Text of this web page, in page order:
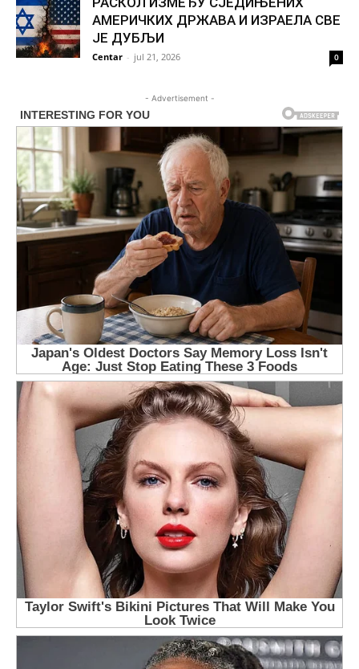
АМЕРИЧКИХ ДРЖАВА И ИЗРАЕЛА СВЕ
ЈЕ ДУБЉИ
Centar - jul 21, 2026 0
- Advertisement -